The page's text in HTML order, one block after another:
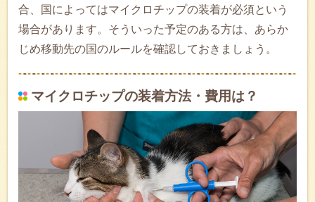
合、国によってはマイクロチップの装着が必須という
場合があります。そういった予定のある方は、あらか
じめ移動先の国のルールを確認しておきましょう。
マイクロチップの装着方法・費用は？